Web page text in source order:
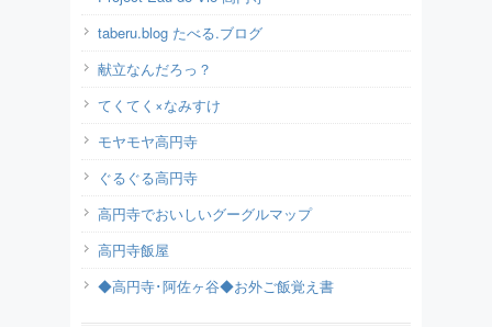
taberu.blog たべる.ブログ
献立なんだろっ？
てくてく×なみすけ
モヤモヤ高円寺
ぐるぐる高円寺
高円寺でおいしいグーグルマップ
高円寺飯屋
◆高円寺･阿佐ヶ谷◆お外ご飯覚え書